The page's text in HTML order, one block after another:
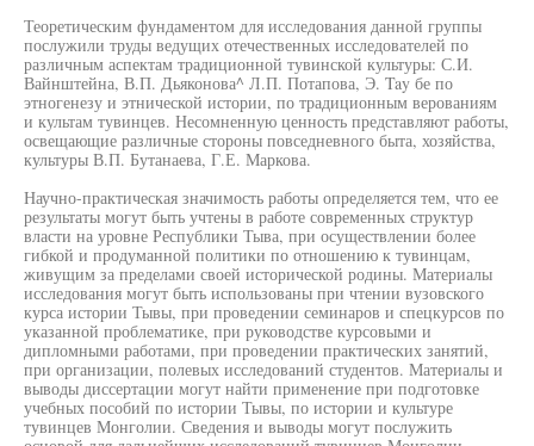
Теоретическим фундаментом для исследования данной группы
послужили труды ведущих отечественных исследователей по
различным аспектам традиционной тувинской культуры: С.И.
Вайнштейна, В.П. Дьяконова^ Л.П. Потапова, Э. Tay бе по
этногенезу и этнической истории, по традиционным верованиям
и культам тувинцев. Несомненную ценность представляют работы,
освещающие различные стороны повседневного быта, хозяйства,
культуры В.П. Бутанаева, Г.Е. Маркова.
Научно-практическая значимость работы определяется тем, что ее
результаты могут быть учтены в работе современных структур
власти на уровне Республики Тыва, при осуществлении более
гибкой и продуманной политики по отношению к тувинцам,
живущим за пределами своей исторической родины. Материалы
исследования могут быть использованы при чтении вузовского
курса истории Тывы, при проведении семинаров и спецкурсов по
указанной проблематике, при руководстве курсовыми и
дипломными работами, при проведении практических занятий,
при организации, полевых исследований студентов. Материалы и
выводы диссертации могут найти применение при подготовке
учебных пособий по истории Тывы, по истории и культуре
тувинцев Монголии. Сведения и выводы могут послужить